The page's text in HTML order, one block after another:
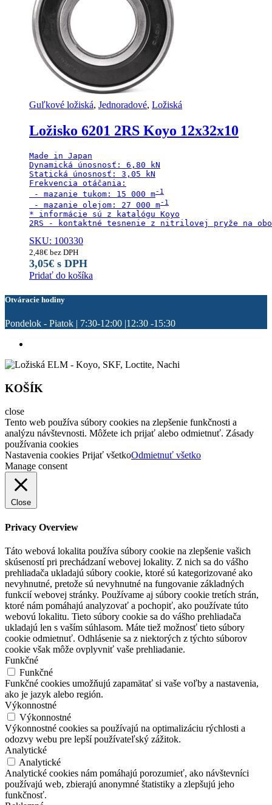
Guľkové ložiská, Jednoradové, Ložiská
Ložisko 6201 2RS Koyo 12x32x10
Made in Japan
Dynamická únosnosť: 6,80 kN
Statická únosnosť: 3,05 kN
Frekvencia otáčania:
- mazanie tukom: 15 000 m
- mazanie olejom: 27 000 m
* informácie sú z katalógu Koyo
2RS - kontaktné tesnenie z nitrilovej pryže na
SKU: 100330
2,48€ bez DPH
3,05€ s DPH
Pridať do košíka
Otváracie hodiny
Pondelok - Piatok | 7:30-12:00 |12:30 -15:30
KOŠÍK
close
Tento web používa súbory cookies na zlepšenie funkčnosti a
analýzu návštevnosti. Môžete ich prijať alebo odmietnuť. Zásady
používania cookies
Nastavenia cookies Prijať všetkoOdmietnuť všetko
Manage consent
Close
Privacy Overview
Táto webová lokalita používa súbory cookie na zlepšenie vašich
skúseností pri prechádzaní webovej lokality. Z nich sa do vášho
prehliadača ukladajú súbory cookie, ktoré sú kategorizované ako
nevyhnutné, pretože sú nevyhnutné na fungovanie základných
funkcií webovej stránky. Používame aj súbory cookie tretích strán,
ktoré nám pomáhajú analyzovať a pochopiť, ako používate túto
webovú lokalitu. Tieto súbory cookie sa do vášho prehliadača
ukladajú len s vaším súhlasom. Máte tiež možnosť tieto súbory
cookie odmietnuť. Odhlásenie sa z niektorých z týchto súborov
cookie však môže ovplyvniť vaše prehliadanie.
Funkčné
Funkčné
Funkčné cookies umožňujú zapamätať si vaše voľby a nastavenia,
ako je jazyk alebo región.
Výkonnostné
Výkonnostné
Výkonnostné cookies sa používajú na optimalizáciu rýchlosti a
odozvy webu pre lepší používateľský zážitok.
Analytické
Analytické
Analytické cookies nám pomáhajú porozumieť, ako návštevníci
používajú web, zbierajú anonymné štatistiky a zlepšujú jeho
funkčnosť.